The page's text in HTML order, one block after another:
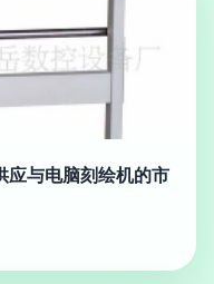
应与电脑刻绘机的市